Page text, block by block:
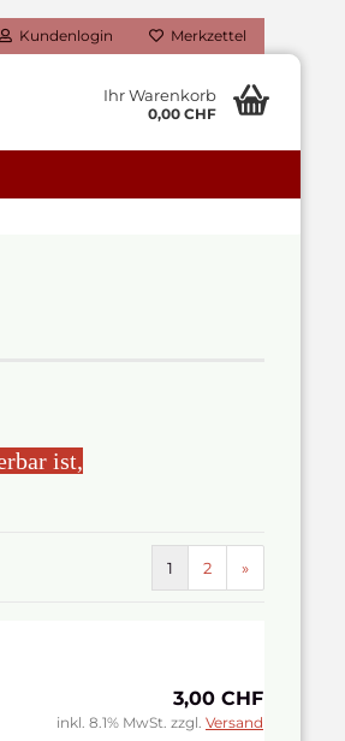
Kundenlogin Merkzettel
Ihr Warenkorb
0,00 CHF
ist,
1 2 »
3,00 CHF
inkl. 8.1% MwSt. zzgl. Versand